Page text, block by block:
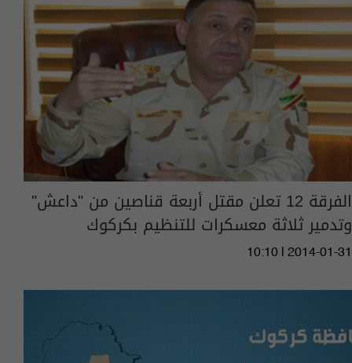
الفرقة 12 تعلن مقتل أربعة قناصين من "داعش"
وتدمير ثلاثة معسكرات للتنظيم بكركوك
10:10 | 2014-01-31